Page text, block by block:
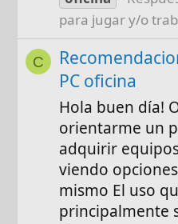
para jugar y/o
C
PC oficina
Hola buen día!
orientarme un
adquirir
viendo
mismo El uso
principalmente